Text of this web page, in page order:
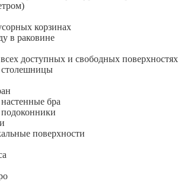
корзинах
в раковине
доступных и свободных поверхностях
бра
поверхности